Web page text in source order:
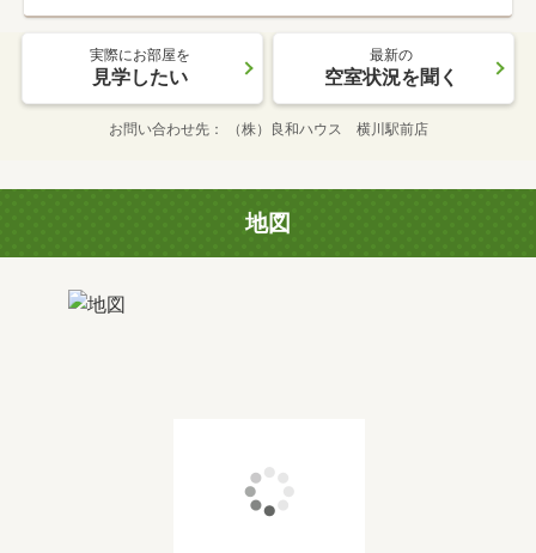
実際にお部屋を
見学したい
最新の
空室状況を聞く
お問い合わせ先 （株）良和ハウス 横川駅前店
地図